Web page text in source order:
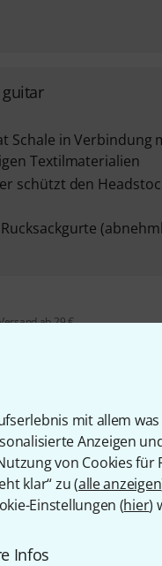
mit allem
Anzeigen
von Cookies für
klar“ zu (alle anzeigen
Einstellungen (hier)
Infos
guitar
Schale in Verbindung
Textilmaterialien
schützt den
ab 29 €